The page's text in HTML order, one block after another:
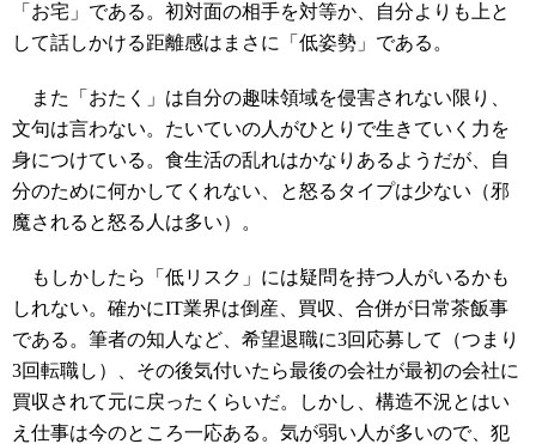
「お宅」である。初対面の相手を対等か、自分よりも上と
して話しかける距離感はまさに「低姿勢」である。
また「おたく」は自分の趣味領域を侵害されない限り、
文句は言わない。たいていの人がひとりで生きていく力を
身につけている。食生活の乱れはかなりあるようだが、自
分のために何かしてくれない、と怒るタイプは少ない（邪
魔されると怒る人は多い）。
もしかしたら「低リスク」には疑問を持つ人がいるかも
しれない。確かにIT業界は倒産、買収、合併が日常茶飯事
である。筆者の知人など、希望退職に3回応募して（つまり
3回転職し）、その後気付いたら最後の会社が最初の会社に
買収されて元に戻ったくらいだ。しかし、構造不況とはい
え仕事は今のところ一応ある。気が弱い人が多いので、犯